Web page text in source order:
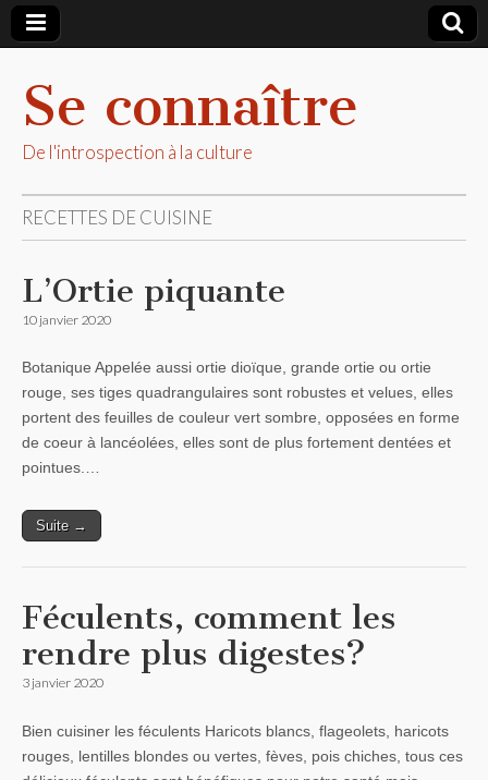
Se connaître
De l'introspection à la culture
RECETTES DE CUISINE
L’Ortie piquante
10 janvier 2020
Botanique Appelée aussi ortie dioïque, grande ortie ou ortie
rouge, ses tiges quadrangulaires sont robustes et velues, elles
portent des feuilles de couleur vert sombre, opposées en forme
de coeur à lancéolées, elles sont de plus fortement dentées et
pointues.…
Suite →
Féculents, comment les
rendre plus digestes?
3 janvier 2020
Bien cuisiner les féculents Haricots blancs, flageolets, haricots
rouges, lentilles blondes ou vertes, fèves, pois chiches, tous ces